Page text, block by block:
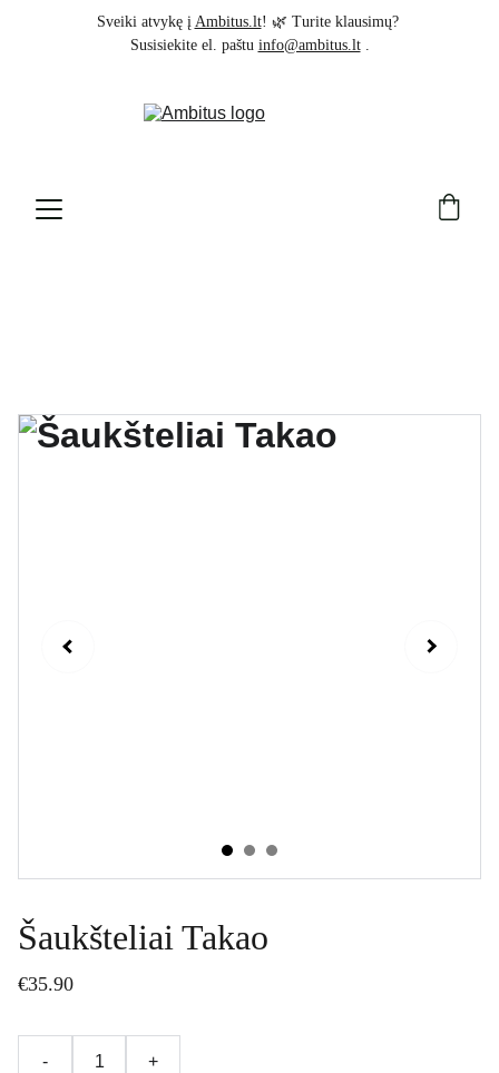
Sveiki atvykę į Ambitus.lt! 🌿 Turite klausimų?
Susisiekite el. paštu info@ambitus.lt .
Šaukšteliai Takao
€35.90
- +